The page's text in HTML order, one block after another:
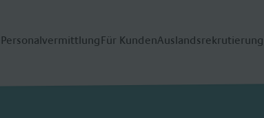
Personalvermittlung Für KundenAuslandsrekrutierung